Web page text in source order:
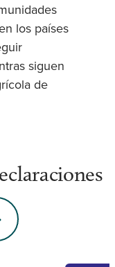
los países
siguen
de